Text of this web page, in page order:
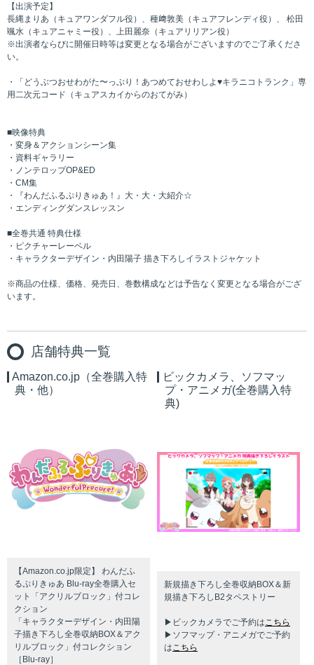
【出演予定】
長縄まりあ（キュアワンダフル役）、種﨑敦美（キュアフレンディ役）、 松田
颯水（キュアニャミー役）、上田麗奈（キュアリリアン役）
※出演者ならびに開催日時等は変更となる場合がございますのでご了承くださ
い。
・「どうぶつおせわがた〜っぷり！あつめておせわしよ♥キラニコトランク」専
⽤⼆次元コード（キュアスカイからのおてがみ）
■映像特典
・変⾝＆アクションシーン集
・資料ギャラリー
・ノンテロップOP&ED
・CM集
・『わんだふるぷりきゅあ！』⼤・⼤・⼤紹介☆
・エンディングダンスレッスン
■全巻共通 特典仕様
・ピクチャーレーベル
・キャラクターデザイン・内田陽子 描き下ろしイラストジャケット
※商品の仕様、価格、発売日、巻数構成などは予告なく変更となる場合がござ
います。
店舗特典一覧
Amazon.co.jp（全巻購入特
典・他）
【Amazon.co.jp限定】 わんだふ
るぷりきゅあ Blu-ray全巻購⼊セ
ット「アクリルブロック」付コレ
クション
「キャラクターデザイン・内⽥陽
⼦描き下ろし全巻収納BOX＆アク
リルブロック」付コレクション
［Blu-ray］
ビックカメラ、ソフマッ
プ・アニメガ(全巻購入特
典)
新規描き下ろし全巻収納BOX＆新
規描き下ろしB2タペストリー
▶ビックカメラでご予約はこちら
▶ソフマップ・アニメガでご予約
はこちら